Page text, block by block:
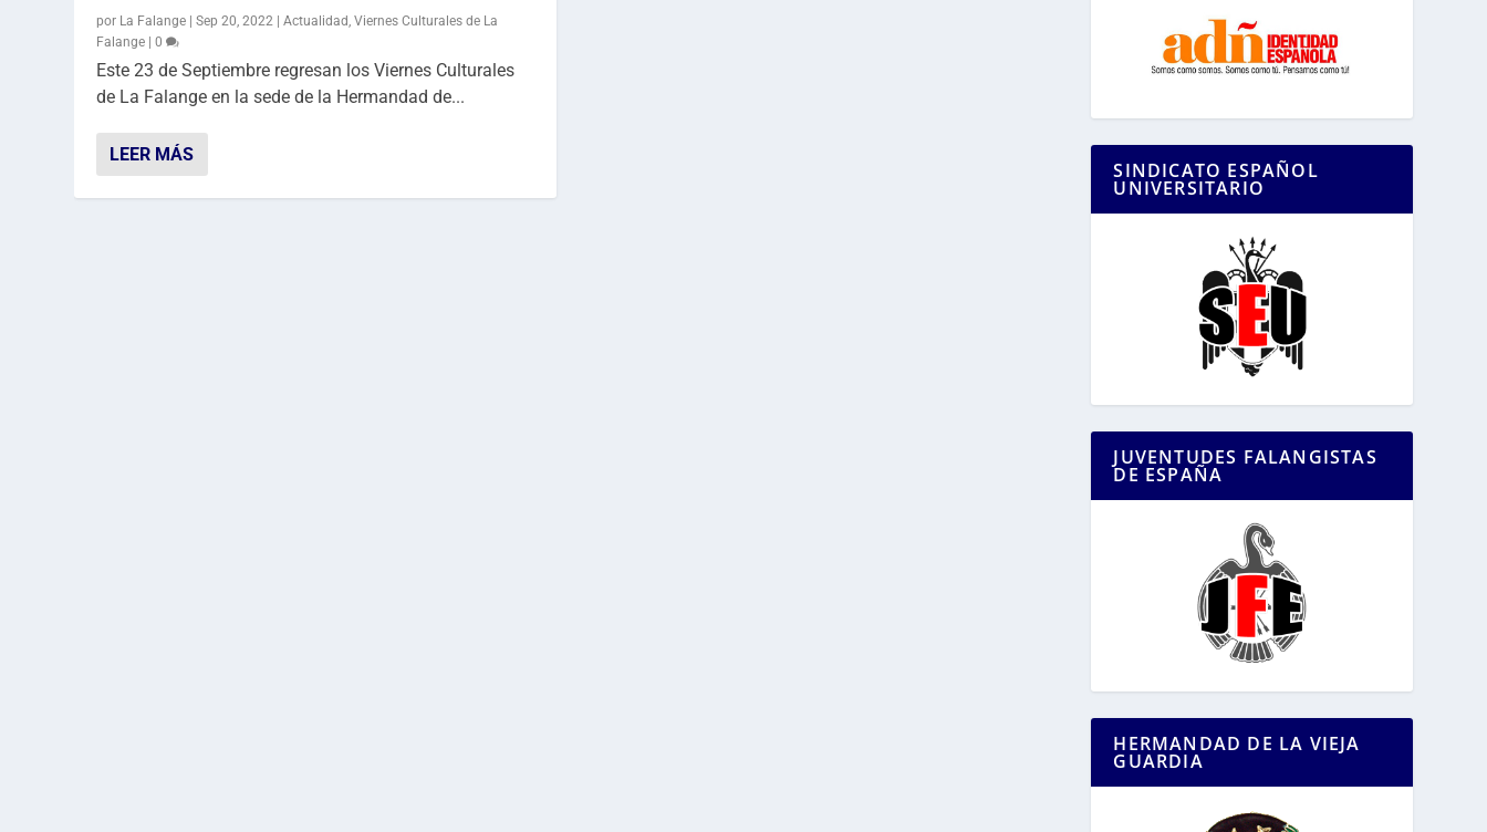
por La Falange |Sep 20, 2022 |Actualidad,Viernes Culturales de La
Falange |0
Este 23 de Septiembre regresan los Viernes Culturales
de La Falange en la sede de la Hermandad de...
LEER MÁS
SINDICATO ESPAÑOL
UNIVERSITARIO
JUVENTUDES FALANGISTAS
DE ESPAÑA
HERMANDAD DE LA VIEJA
GUARDIA